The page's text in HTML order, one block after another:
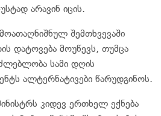
არავინ იცის.
შემთხვევაში
დატოვება მოუწევს, თუმცა
სამი დღის
ალტერნატივები წარუდგინოს.
კიდევ ერთხელ ექნება